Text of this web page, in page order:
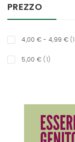
PREZZO
4,00 € -4,99 € 1
5,00 € 1titolo